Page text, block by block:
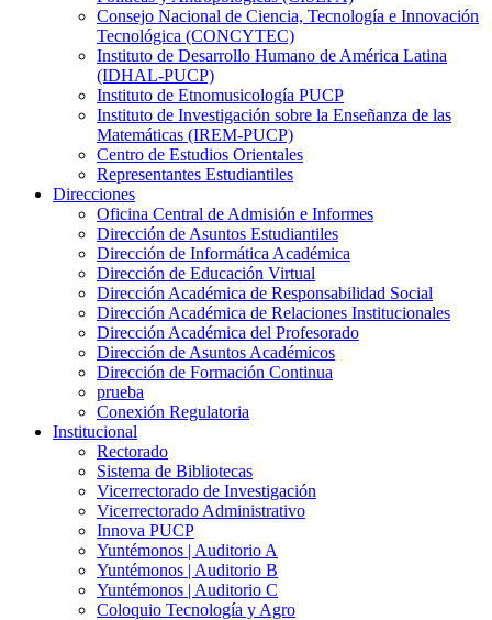
Consejo Nacional de Ciencia, Tecnología e Innovación
Tecnológica (CONCYTEC)
Instituto de Desarrollo Humano de América Latina
(IDHAL-PUCP)
Instituto de Etnomusicología PUCP
Instituto de Investigación sobre la Enseñanza de las
Matemáticas (IREM-PUCP)
Centro de Estudios Orientales
Representantes Estudiantiles
Direcciones
Oficina Central de Admisión e Informes
Dirección de Asuntos Estudiantiles
Dirección de Informática Académica
Dirección de Educación Virtual
Dirección Académica de Responsabilidad Social
Dirección Académica de Relaciones Institucionales
Dirección Académica del Profesorado
Dirección de Asuntos Académicos
Dirección de Formación Continua
prueba
Conexión Regulatoria
Institucional
Rectorado
Sistema de Bibliotecas
Vicerrectorado de Investigación
Vicerrectorado Administrativo
Innova PUCP
Yuntémonos | Auditorio A
Yuntémonos | Auditorio B
Yuntémonos | Auditorio C
Coloquio Tecnología y Agro